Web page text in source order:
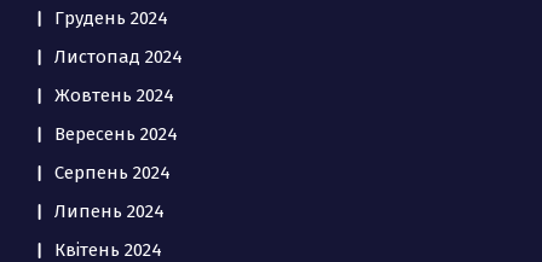
Грудень 2024
Листопад 2024
Жовтень 2024
Вересень 2024
Серпень 2024
Липень 2024
Квітень 2024